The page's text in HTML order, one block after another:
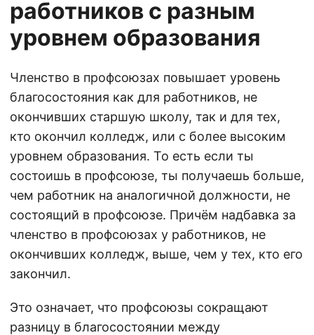
работников с разным
уровнем образования
Членство в профсоюзах повышает уровень
благосостояния как для работников, не
окончивших старшую школу, так и для тех,
кто окончил колледж, или с более высоким
уровнем образования. То есть если ты
состоишь в профсоюзе, ты получаешь больше,
чем работник на аналогичной должности, не
состоящий в профсоюзе. Причём надбавка за
членство в профсоюзах у работников, не
окончивших колледж, выше, чем у тех, кто его
закончил.
Это означает, что профсоюзы сокращают
разницу в благосостоянии между